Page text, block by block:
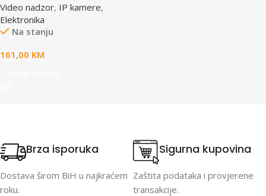
camera
Video nadzor, IP kamere,
Elektronika
Na stanju
161,00 KM
Brza isporuka
Dostava širom BiH u najkraćem
roku.
Sigurna kupovina
Zaštita podataka i provjerene
transakcije.